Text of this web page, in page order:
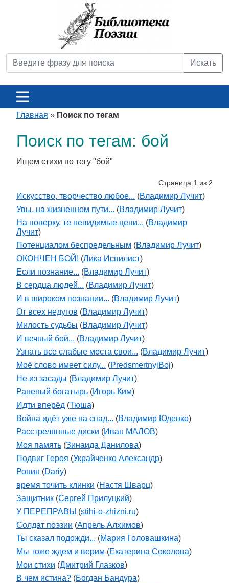
Искать
Главная » Поиск по тегам
Поиск по тегам: бой
Ищем стихи по тегу "бой"
Страница 1 из 2
Искусство, творчество любое... (Владимир Лучит)
Увы, на жизненном пути... (Владимир Лучит)
На поверку, те невидимые цепи... (Владимир
Лучит)
Потенциалом беспредельным (Владимир Лучит)
ОКОНЧЕН БОЙ! (Лика Испилист)
Если познание... (Владимир Лучит)
В сердца людей... (Владимир Лучит)
И в широком познании... (Владимир Лучит)
От всех недугов (Владимир Лучит)
Милость судьбы (Владимир Лучит)
И вечный бой... (Владимир Лучит)
Узнать все слабые места свои... (Владимир Лучит)
Моё слово имеет силу... (PredsmertnyjBoj)
Не из засады (Владимир Лучит)
Раненый богатырь (Игорь Ким)
Идти вперёд (Тюша)
Война идёт уже на спад... (Владимир Юденко)
Расстрелянные диски (Иван МАЛОВ)
Моя память (Зинаида Данилова)
Подвиг Героя (Украйченко Александр)
Ронин (Dariy)
время точить клинки (Настя Шварц)
Защитник (Сергей Прилуцкий)
У ПЕРЕПРАВЫ (stihi-o-zhizni.ru)
Солдат поэзии (Апрель Алхимов)
Ты сказал подожди... (Мария Головашкина)
Мы тоже ждем и верим (Екатерина Соколова)
Мои стихи (Дмитрий Глазков)
В чем истина? (Богдан Бандура)